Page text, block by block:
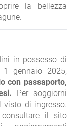
la bellezza
in possesso di
gennaio 2025,
con passaporto,
Per soggiorni
visto di ingresso.
il sito